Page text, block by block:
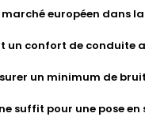
européen dans
confort de conduite
un minimum de bruit
suffit pour une pose en